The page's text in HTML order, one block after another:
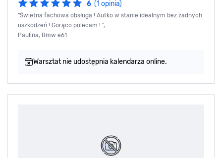
6 (1 opinia)
"Świetna fachowa obsługa ! Autko w stanie idealnym bez żadnych
uszkodzeń ! Gorąco polecam ! ",
Paulina, Bmw e61
Warsztat nie udostępnia kalendarza online.